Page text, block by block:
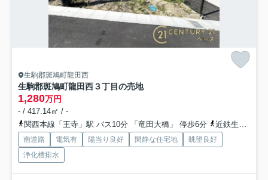
生駒郡斑鳩町龍田西
生駒郡斑鳩町龍田西３丁目の売地
1,280万円
- / 417.14㎡ / -
関西本線「王寺」駅 バス10分 「竜田大橋」 停歩6分
近鉄生駒線「竜田川」駅 徒歩21分
南道路 電気有 陽当り良好 閑静な住宅地
眺望良好
浄化槽排水